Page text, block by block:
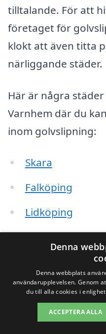
tilltalande. För att
företaget för
klokt att även titta
närliggande städer.
Här är några
Varnhem där du
inom golvslipning:
Skara
Falköping
Lidköping
Häggum
Källby
Nossebro
Denna
Denna webbplats
användarupplevelsen. Genom
du till alla cookies i
ACCEPTERA ALLA